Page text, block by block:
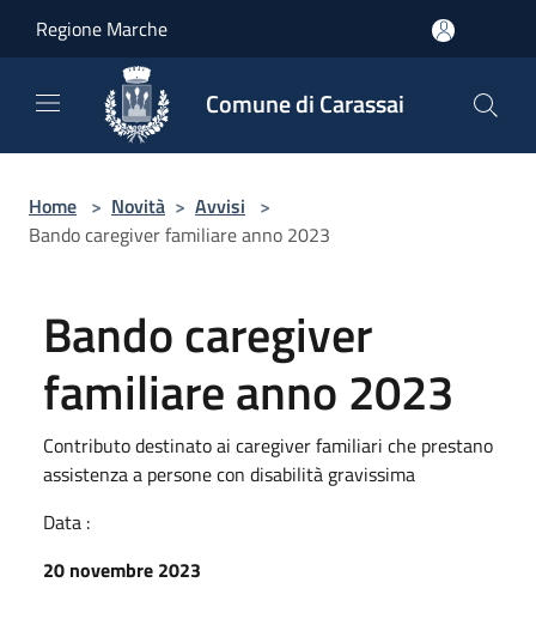
Regione Marche
Comune di Carassai
Home > Novità > Avvisi >
Bando caregiver familiare anno 2023
Bando caregiver
familiare anno 2023
Contributo destinato ai caregiver familiari che prestano
assistenza a persone con disabilità gravissima
Data :
20 novembre 2023